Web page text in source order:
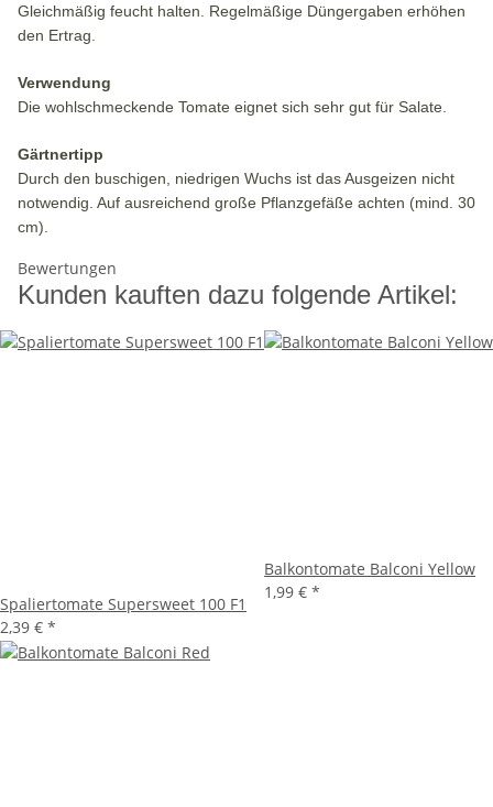
Gleichmäßig feucht halten. Regelmäßige Düngergaben erhöhen
den Ertrag.
Verwendung
Die wohlschmeckende Tomate eignet sich sehr gut für Salate.
Gärtnertipp
Durch den buschigen, niedrigen Wuchs ist das Ausgeizen nicht
notwendig. Auf ausreichend große Pflanzgefäße achten (mind. 30
cm).
Bewertungen
Kunden kauften dazu folgende Artikel:
Spaliertomate Supersweet 100 F1
2,39 € *
Balkontomate Balconi Yellow
1,99 € *